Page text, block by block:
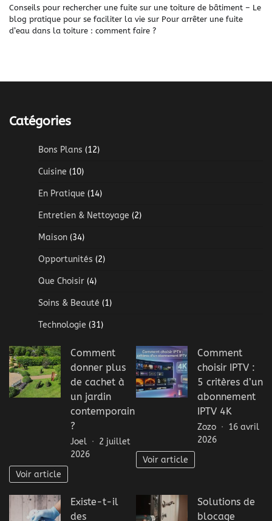
Conseils pour rechercher une fuite sur une toiture de bâtiment – Le
blog pratique pour se faciliter la vie sur Pour arrêter une fuite
d’eau dans la toiture : comment faire ?
Catégories
Bons Plans (12)
Cuisine (10)
En Pratique (14)
Entretien & Nettoyage (2)
Maison (34)
Opportunités (2)
Que Choisir (4)
Soins & Beauté (1)
Technologie (31)
Comment
donner plus
de cachet à
un jardin
contemporain
?
Joel
2 juillet
2026
Voir article
Comment
choisir IPTV :
5 critères d’un
abonnement
IPTV 4K
Zozo
16 avril
2026
Voir article
Existe-t-il
des
Solutions de
blocage